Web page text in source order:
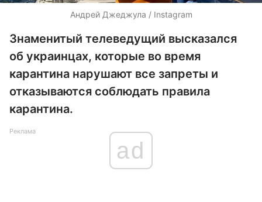
Андрей Джеджула / Instagram
Знаменитый телеведущий высказался
об украинцах, которые во время
карантина нарушают все запреты и
отказываются соблюдать правила
карантина.
Реклама
ad